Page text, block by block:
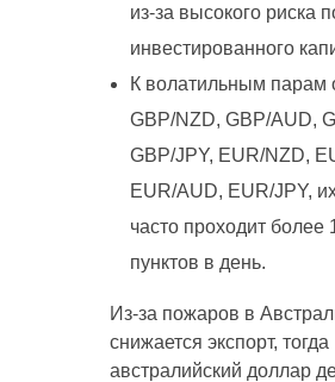
из-за высокого риска
инвестированного
К волатильным парам
GBP/NZD, GBP/AUD,
GBP/JPY, EUR/NZD,
EUR/AUD, EUR/JPY,
часто проходит более
пунктов в день.
Из-за пожаров в
снижается экспорт, тогда
австралийский доллар